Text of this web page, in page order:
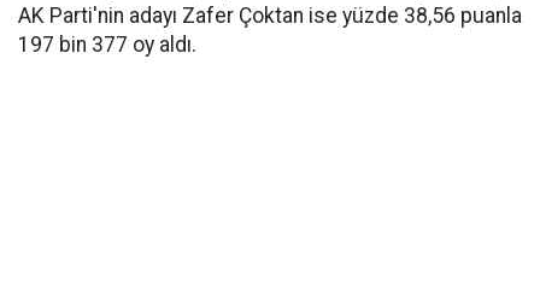
AK Parti'nin adayı Zafer Çoktan ise yüzde 38,56 puanla
197 bin 377 oy aldı.